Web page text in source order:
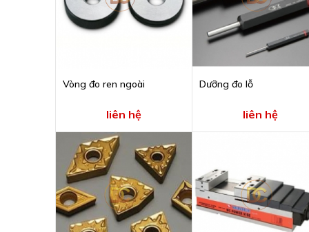
Vòng đo ren ngoài
liên hệ
Dưỡng đo lỗ
liên hệ